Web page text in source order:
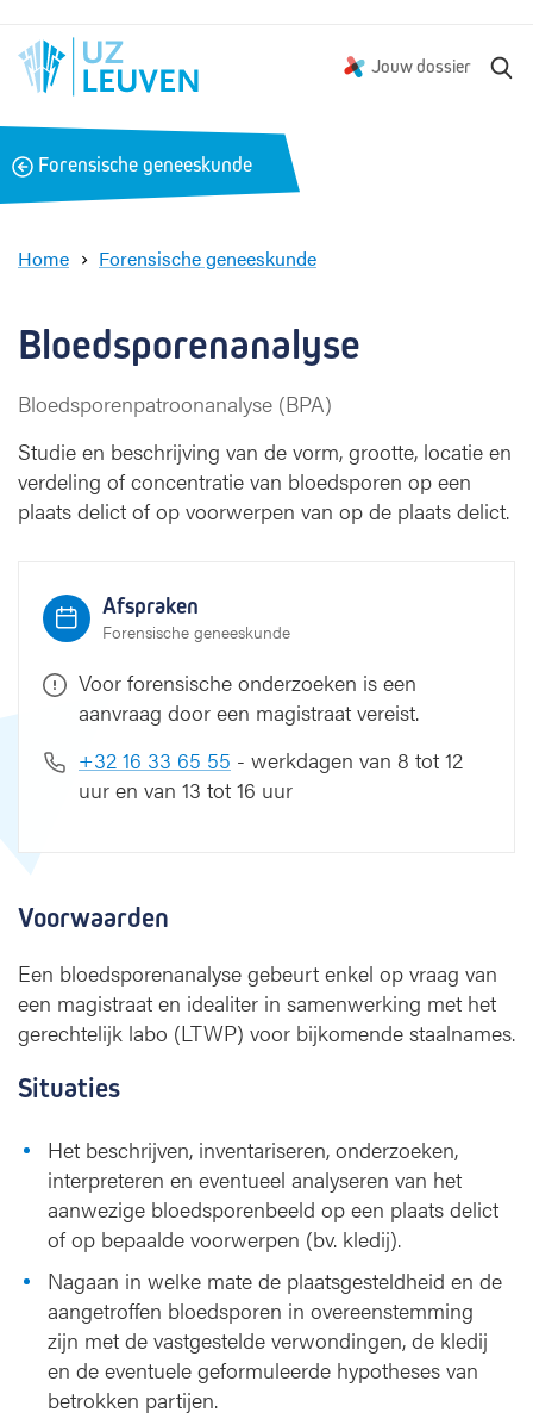
Jouw dossier
B
k
Forensische geneeskunde
Home Forensische geneeskunde
e
s
o
r
e
y
s
e
Bloedsporenanalyse
Bloedsporenpatroonanalyse (BPA)
Studie en beschrijving van de vorm, grootte, locatie en
verdeling of concentratie van bloedsporen op een
plaats delict of op voorwerpen van op de plaats delict.
Afspraken
Forensische geneeskunde
Voor forensische onderzoeken is een
aanvraag door een magistraat vereist.
+32 16 33 65 55 - werkdagen van 8 tot 12
uur en van 13 tot 16 uur
Voorwaarden
Een bloedsporenanalyse gebeurt enkel op vraag van
een magistraat en idealiter in samenwerking met het
gerechtelijk labo (LTWP) voor bijkomende staalnames.
Situaties
Het beschrijven, inventariseren, onderzoeken,
interpreteren en eventueel analyseren van het
aanwezige bloedsporenbeeld op een plaats delict
of op bepaalde voorwerpen (bv. kledij).
Nagaan in welke mate de plaatsgesteldheid en de
aangetroffen bloedsporen in overeenstemming
zijn met de vastgestelde verwondingen, de kledij
en de eventuele geformuleerde hypotheses van
betrokken partijen.